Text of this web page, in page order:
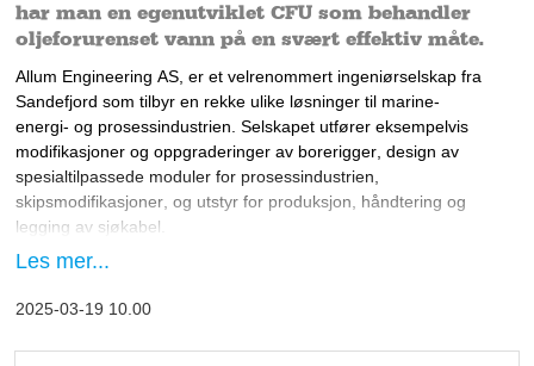
har man en egenutviklet CFU som behandler
oljeforurenset vann på en svært effektiv måte.
Allum Engineering AS, er et velrenommert ingeniørselskap fra
Sandefjord som tilbyr en rekke ulike løsninger til marine-
energi- og prosessindustrien. Selskapet utfører eksempelvis
modifikasjoner og oppgraderinger av borerigger, design av
spesialtilpassede moduler for prosessindustrien,
skipsmodifikasjoner, og utstyr for produksjon, håndtering og
legging av sjøkabel
Selskapet ble stiftet i 1973 av Øivind Allum. Den gang jobbet
hadde mange gode år.
– På 80-tallet opplevde verftsindustrien en nedgang, og
Les mer...
2025-03-19 10.00